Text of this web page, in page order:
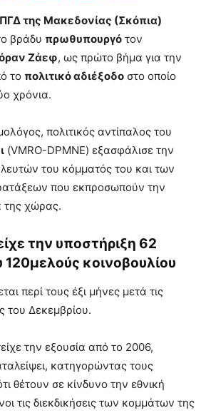
ΠΓΔ της Μακεδονίας (Σκόπια)
βράδυ πρωθυπουργό τον
Ζάεφ, ως πρώτο βήμα για την
το πολιτικό αδιέξοδο στο οποίο
χρόνια.
πολιτικός αντίπαλος του
(VMRO-DPMNE) εξασφάλισε την
του κόμματός του και των
που εκπροσωπούν την
της χώρας.
την υποστήριξη 62
κοινοβουλίου
περί τους έξι μήνες μετά τις
του Δεκεμβρίου.
την εξουσία από το 2006,
κατηγορώντας τους
θέτουν σε κίνδυνο την εθνική
τις διεκδικήσεις των κομμάτων της